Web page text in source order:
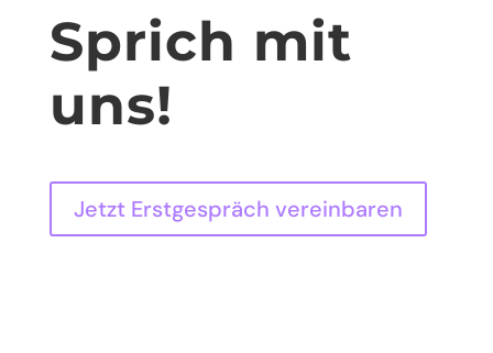
Sprich mit
uns!
Jetzt Erstgespräch vereinbaren